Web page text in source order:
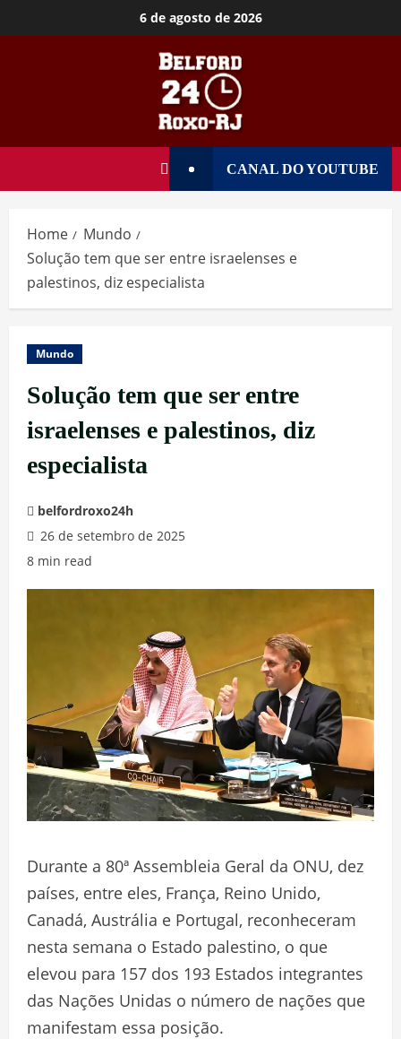
6 de agosto de 2026
CANAL DO YOUTUBE
Home
Mundo
Solução tem que ser entre israelenses e
palestinos, diz especialista
Mundo
Solução tem que ser entre
israelenses e palestinos, diz
especialista
belfordroxo24h
26 de setembro de 2025
8 min read
Durante a 80ª Assembleia Geral da ONU, dez
países, entre eles, França, Reino Unido,
Canadá, Austrália e Portugal, reconheceram
nesta semana o Estado palestino, o que
elevou para 157 dos 193 Estados integrantes
das Nações Unidas o número de nações que
manifestam essa posição.